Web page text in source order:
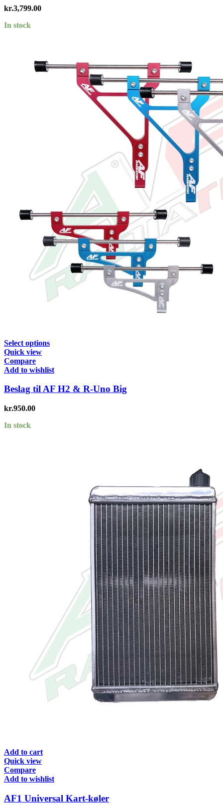
kr.3,799.00
In stock
Select options
Quick view
Compare
Add to wishlist
Beslag til AF H2 & R-Uno Big
kr.950.00
In stock
Add to cart
Quick view
Compare
Add to wishlist
AF1 Universal Kart-køler